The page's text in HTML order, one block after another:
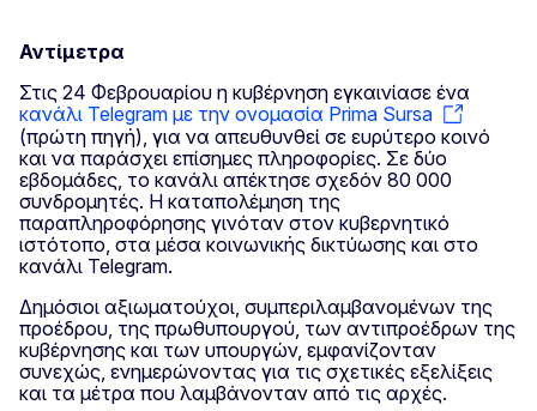
Αντίμετρα
Στις 24 Φεβρουαρίου η κυβέρνηση εγκαινίασε ένα
κανάλι Telegram με την ονομασία Prima Sursa
(πρώτη πηγή), για να απευθυνθεί σε ευρύτερο κοινό
και να παράσχει επίσημες πληροφορίες. Σε δύο
εβδομάδες, το κανάλι απέκτησε σχεδόν 80 000
συνδρομητές. Η καταπολέμηση της
παραπληροφόρησης γινόταν στον κυβερνητικό
ιστότοπο, στα μέσα κοινωνικής δικτύωσης και στο
κανάλι Telegram.
Δημόσιοι αξιωματούχοι, συμπεριλαμβανομένων της
προέδρου, της πρωθυπουργού, των αντιπροέδρων της
κυβέρνησης και των υπουργών, εμφανίζονταν
συνεχώς, ενημερώνοντας για τις σχετικές εξελίξεις
και τα μέτρα που λαμβάνονταν από τις αρχές.